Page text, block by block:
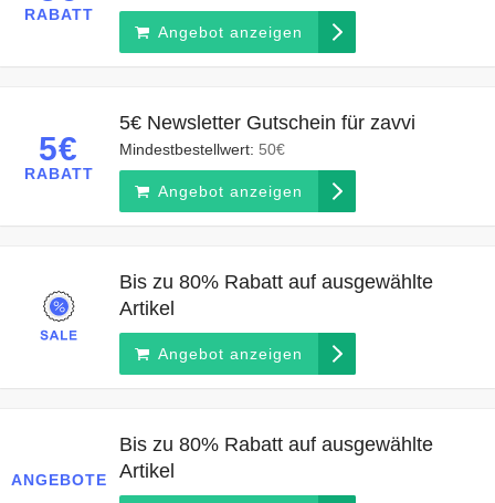
RABATT
Angebot anzeigen
5€
RABATT
5€ Newsletter Gutschein für zavvi
Mindestbestellwert: 50€
Angebot anzeigen
Bis zu 80% Rabatt auf ausgewählte
Artikel
Angebot anzeigen
ANGEBOTE
Bis zu 80% Rabatt auf ausgewählte
Artikel